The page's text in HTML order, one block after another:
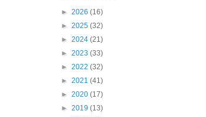
► 2026 (16)
► 2025 (32)
► 2024 (21)
► 2023 (33)
► 2022 (32)
► 2021 (41)
► 2020 (17)
► 2019 (13)